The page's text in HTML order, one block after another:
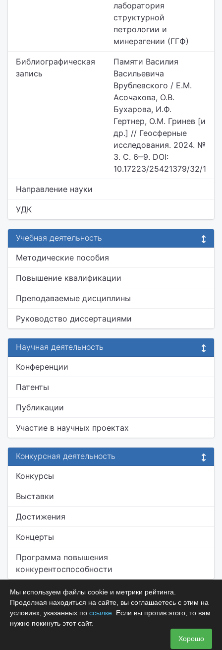
лаборатория
структурной
петрологии и
минерагении (ГГФ)
Библиографическая
запись
Памяти Василия
Васильевича
Врублевского / Е.М.
Асочакова, О.В.
Бухарова, И.Ф.
Гертнер, О.М. Гринев [и
др.] // Геосферные
исследования. 2024. №
3. С. 6‒9. DOI:
10.17223/25421379/32/1
Направление науки
УДК
Учебная деятельность
Методические пособия
Повышение квалификации
Преподаваемые дисциплины
Руководство диссертациями
Научная деятельность
Конференции
Патенты
Публикации
Участие в научных проектах
Конкурсная деятельность
Конкурсы
Выставки
Достижения
Концерты
Программа повышения
конкурентоспособности
Мы используем файлы cookie и метрики рейтинга.
Продолжая находиться на сайте, вы соглашаетесь с этим на
условиях, указанных по ссылке . Если вы против этого, то вам
нужно покинуть этот сайт.
Хорошо